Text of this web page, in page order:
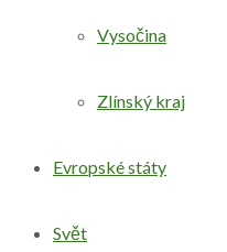
Vysočina
Zlínský kraj
Evropské státy
Svět